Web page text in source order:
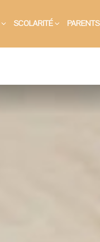
SCOLARITÉ PARENTS